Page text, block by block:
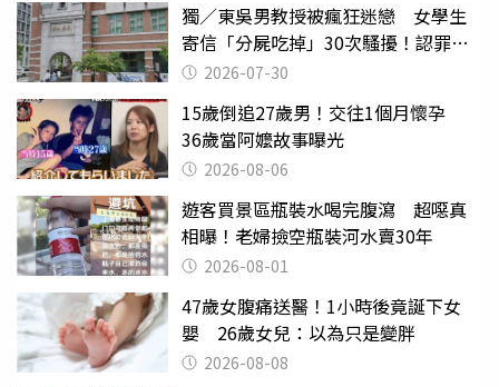
獨／東吳男教授被瘋狂迷戀 女學生
寄信「分屍吃掉」30次騷擾！認罪免
關 2026-07-30
15歲倒追27歲男！交往1個月懷孕
36歲當阿嬤故事曝光
2026-08-06
遊客買景區瓶裝水喝完腹瀉 超噁真
相曝！老婦撿空瓶裝河水賣30年
2026-08-01
47歲女腹痛送醫！1小時後竟誕下女
嬰 26歲女兒：以為只是變胖
2026-08-08